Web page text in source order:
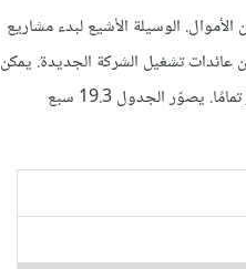
الوسيلة الأشيع لبدء مشاريع
عائدات تشغيل الشركة الجديدة. يمكن
أن تكمّل هذه العمليّة مصادر التمويل التقليدية؛ ما يساعد روّاد الأعمال على تقليل اعتمادهم عليها أو الاستغناء عن هذه المصادر تمامًا. يصوّر الجدول 19.3 سبع